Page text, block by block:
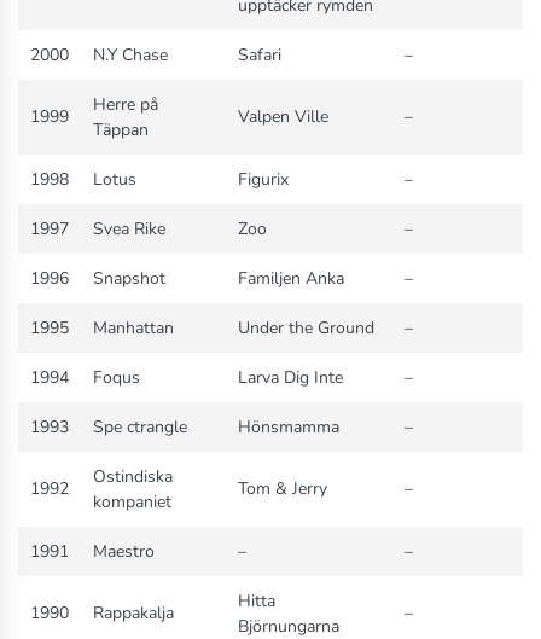
upptäcker rymden
2000 N.Y Chase Safari –
1999
Herre på
Täppan
Valpen Ville –
1998 Lotus Figurix –
1997 Svea Rike Zoo –
1996 Snapshot Familjen Anka –
1995 Manhattan Under the Ground –
1994 Foqus Larva Dig Inte –
1993 Spe ctrangle Hönsmamma –
1992
Ostindiska
kompaniet
Tom & Jerry –
1991 Maestro – –
1990 Rappakalja
Hitta
Björnungarna
–